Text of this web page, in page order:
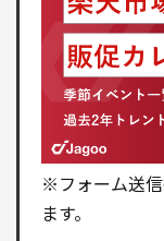
※フォーム送
ます。